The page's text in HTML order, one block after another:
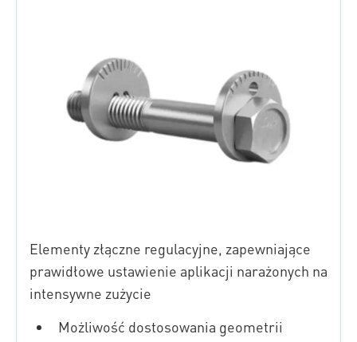
Elementy złączne regulacyjne, zapewniające
prawidłowe ustawienie aplikacji narażonych na
intensywne zużycie
Możliwość dostosowania geometrii